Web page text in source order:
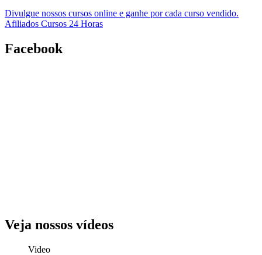
Divulgue nossos cursos online e ganhe por cada curso vendido.
Afiliados Cursos 24 Horas
Facebook
Veja nossos vídeos
Video